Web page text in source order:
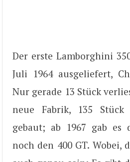
Der erste Lamborghini
Juli 1964 ausgeliefert,
Nur gerade 13 Stück
neue Fabrik, 135
gebaut; ab 1967 gab es
noch den 400 GT. Wobei,